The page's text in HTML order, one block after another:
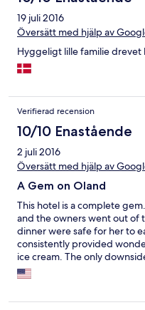
19 juli 2016
Översätt med hjälp av
Hyggeligt lille familie drevet
Verifierad recension
10/10 Enastående
2 juli 2016
Översätt med hjälp av
A Gem on Oland
This hotel is a complete
and the owners went out of
dinner were safe for her to
consistently provided
ice cream. The only
the hotel is 10 km from the
recommend this hotel to